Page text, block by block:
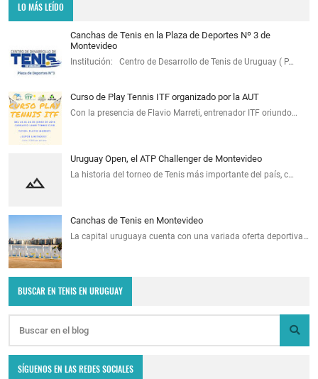
LO MÁS LEÍDO
Canchas de Tenis en la Plaza de Deportes Nº 3 de
Montevideo
Institución: Centro de Desarrollo de Tenis de Uruguay ( P…
Curso de Play Tennis ITF organizado por la AUT
Con la presencia de Flavio Marreti, entrenador ITF oriundo…
Uruguay Open, el ATP Challenger de Montevideo
La historia del torneo de Tenis más importante del país, c…
Canchas de Tenis en Montevideo
La capital uruguaya cuenta con una variada oferta deportiva…
BUSCAR EN TENIS EN URUGUAY
SÍGUENOS EN LAS REDES SOCIALES